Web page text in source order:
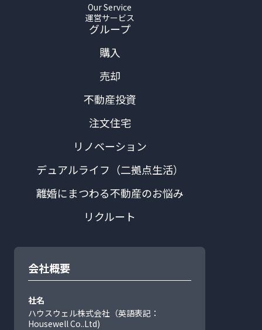
Our Service
運営サービス
グループ
購入
売却
不動産投資
注文住宅
リノベーション
デュアルライフ（二拠点生活）
離婚にまつわる不動産のお悩み
リクルート
会社概要
社名
ハウスウェル株式会社（英語表記：
Housewell Co..Ltd)